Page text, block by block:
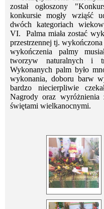
został ogłoszony
konkursie mogły wziąść
dwóch kategoriach
VI. Palma miała zostać
przestrzennej tj.
wykończenia palmy
tworzyw naturalnych i
Wykonanych palm było
wykonania, doboru barw
bardzo niecierpliwie
Nagrody oraz wyróżnienia
świętami wielkanocnymi.